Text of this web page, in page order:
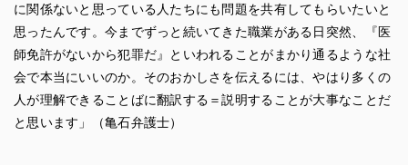
に関係ないと思っている人たちにも問題を共有してもらいたいと
思ったんです。今までずっと続いてきた職業がある日突然、『医
師免許がないから犯罪だ』といわれることがまかり通るような社
会で本当にいいのか。そのおかしさを伝えるには、やはり多くの
人が理解できることばに翻訳する＝説明することが大事なことだ
と思います」（亀石弁護士）